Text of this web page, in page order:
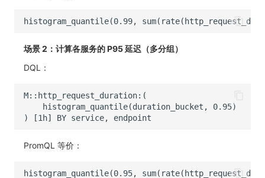
场景 2：计算各服务的 P95 延迟（多分组）
DQL：
PromQL 等价：